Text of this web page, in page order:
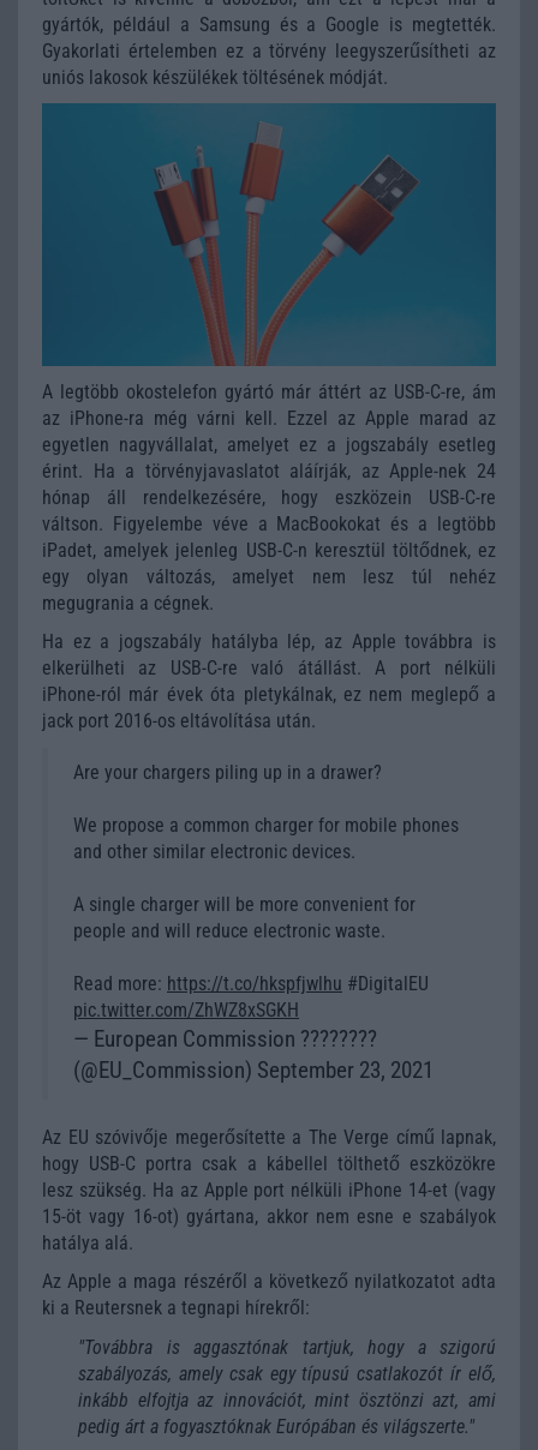
gyártók, például a Samsung és a Google is megtették.
Gyakorlati értelemben ez a törvény leegyszerűsítheti az
uniós lakosok készülékek töltésének módját.
A legtöbb okostelefon gyártó már áttért az USB-C-re, ám
az iPhone-ra még várni kell. Ezzel az Apple marad az
egyetlen nagyvállalat, amelyet ez a jogszabály esetleg
érint. Ha a törvényjavaslatot aláírják, az Apple-nek 24
hónap áll rendelkezésére, hogy eszközein USB-C-re
váltson. Figyelembe véve a MacBookokat és a legtöbb
iPadet, amelyek jelenleg USB-C-n keresztül töltődnek, ez
egy olyan változás, amelyet nem lesz túl nehéz
megugrania a cégnek.
Ha ez a jogszabály hatályba lép, az Apple továbbra is
elkerülheti az USB-C-re való átállást. A port nélküli
iPhone-ról már évek óta pletykálnak, ez nem meglepő a
jack port 2016-os eltávolítása után.
Are your chargers piling up in a drawer?
We propose a common charger for mobile phones
and other similar electronic devices.
A single charger will be more convenient for
people and will reduce electronic waste.
Read more: https://t.co/hkspfjwlhu #DigitalEU
pic.twitter.com/ZhWZ8xSGKH
— European Commission ????????
(@EU_Commission) September 23, 2021
Az EU szóvivője megerősítette a The Verge című lapnak,
hogy USB-C portra csak a kábellel tölthető eszközökre
lesz szükség. Ha az Apple port nélküli iPhone 14-et (vagy
15-öt vagy 16-ot) gyártana, akkor nem esne e szabályok
hatálya alá.
Az Apple a maga részéről a következő nyilatkozatot adta
ki a Reutersnek a tegnapi hírekről:
"Továbbra is aggasztónak tartjuk, hogy a szigorú
szabályozás, amely csak egy típusú csatlakozót ír elő,
inkább elfojtja az innovációt, mint ösztönzi azt, ami
pedig árt a fogyasztóknak Európában és világszerte."